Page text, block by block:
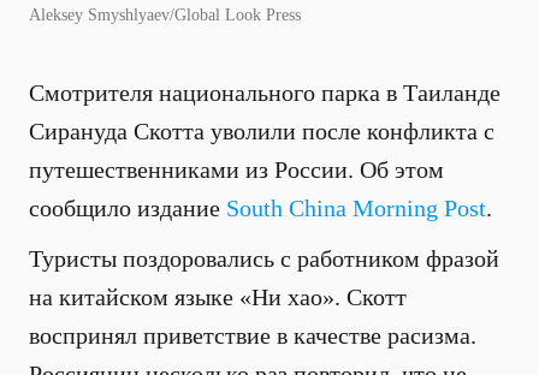
Aleksey Smyshlyaev/Global Look Press
Смотрителя национального парка в Таиланде
Сирануда Скотта уволили после конфликта с
путешественниками из России. Об этом
сообщило издание South China Morning Post.
Туристы поздоровались с работником фразой
на китайском языке «Ни хао». Скотт
воспринял приветствие в качестве расизма.